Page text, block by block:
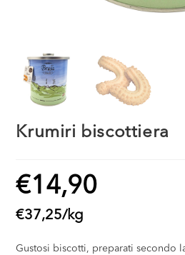
Krumiri biscottiera
€14,90
€37,25/kg
Gustosi biscotti, preparati secondo